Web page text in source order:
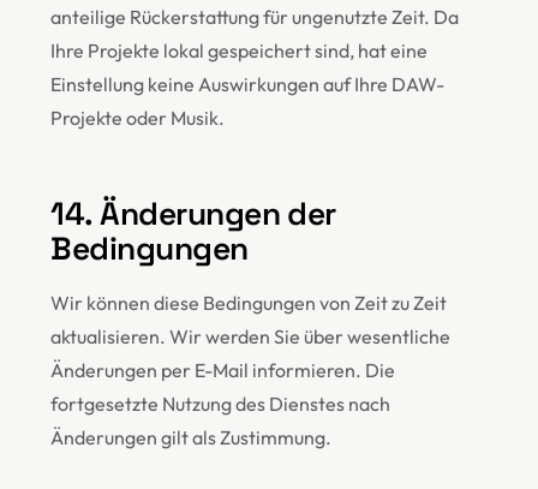
anteilige Rückerstattung für ungenutzte Zeit. Da
Ihre Projekte lokal gespeichert sind, hat eine
Einstellung keine Auswirkungen auf Ihre DAW-
Projekte oder Musik.
14. Änderungen der
Bedingungen
Wir können diese Bedingungen von Zeit zu Zeit
aktualisieren. Wir werden Sie über wesentliche
Änderungen per E-Mail informieren. Die
fortgesetzte Nutzung des Dienstes nach
Änderungen gilt als Zustimmung.